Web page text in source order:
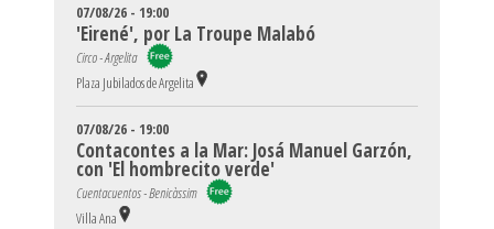
07/08/26 - 19:00
'Eirené', por La Troupe Malabó
Circo - Argelita
Plaza Jubilados de Argelita
07/08/26 - 19:00
Contacontes a la Mar: Josá Manuel Garzón,
con 'El hombrecito verde'
Cuentacuentos - Benicàssim
Villa Ana